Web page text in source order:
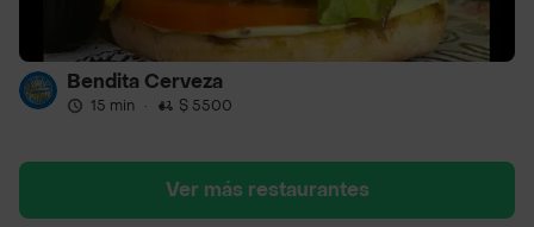
Bendita Cerveza
15 min · $ 5500
Ver más restaurantes